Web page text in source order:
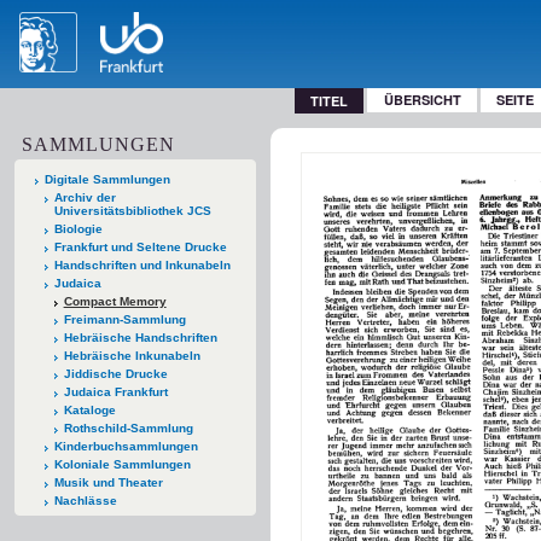
TITEL ÜBERSICHT SEITE
SAMMLUNGEN
Digitale Sammlungen
Archiv der
Universitätsbibliothek JCS
Biologie
Frankfurt und Seltene Drucke
Handschriften und Inkunabeln
Judaica
Compact Memory
Freimann-Sammlung
Hebräische Handschriften
Hebräische Inkunabeln
Jiddische Drucke
Judaica Frankfurt
Kataloge
Rothschild-Sammlung
Kinderbuchsammlungen
Koloniale Sammlungen
Musik und Theater
Nachlässe